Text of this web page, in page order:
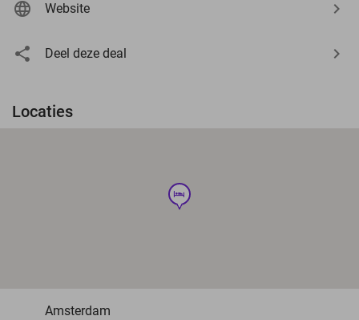
Website
Deel deze deal
Locaties
hotel
Amsterdam